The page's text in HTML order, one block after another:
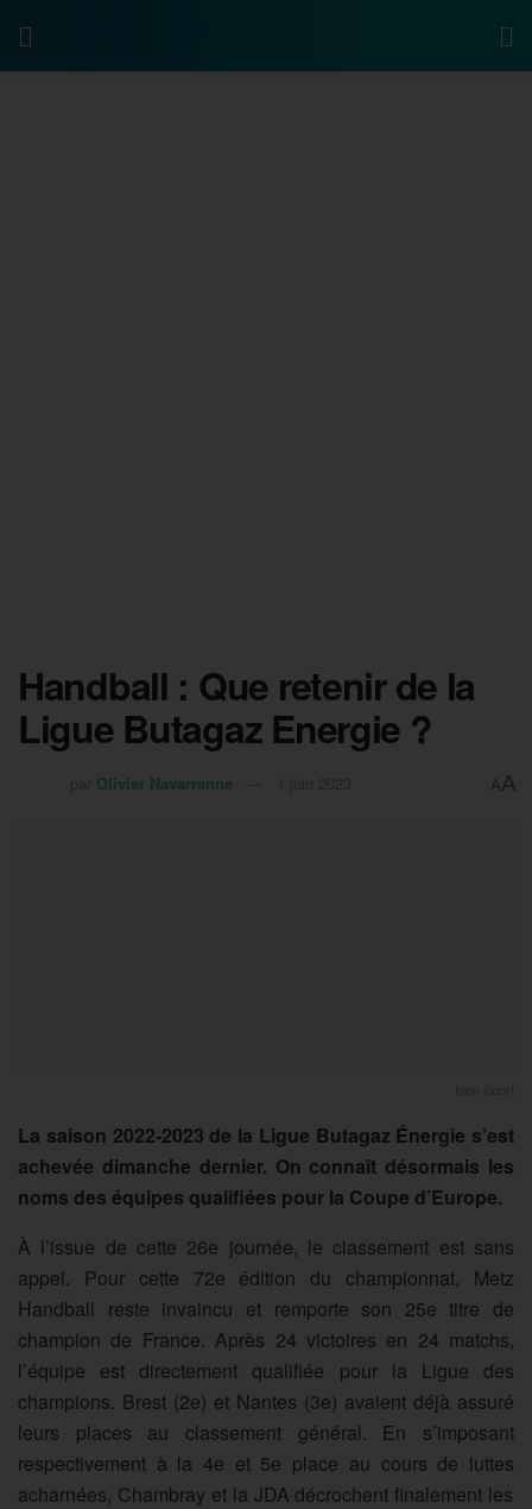
Handball : Que retenir de la
Ligue Butagaz Energie ?
Olivier Navarranne AA
La saison 2022-2023 de la Ligue Butagaz Énergie s’est
achevée dimanche dernier. On connaît désormais les
noms des équipes qualifiées pour la Coupe d’Europe.
À l’issue de cette 26e journée, le classement est sans
appel. Pour cette 72e édition du championnat, Metz
Handball reste invaincu et remporte son 25e titre de
champion de France. Après 24 victoires en 24 matchs,
l’équipe est directement qualifiée pour la Ligue des
champions. Brest (2e) et Nantes (3e) avaient déjà assuré
leurs places au classement général. En s’imposant
respectivement à la 4e et 5e place au cours de luttes
acharnées, Chambray et la JDA décrochent finalement les